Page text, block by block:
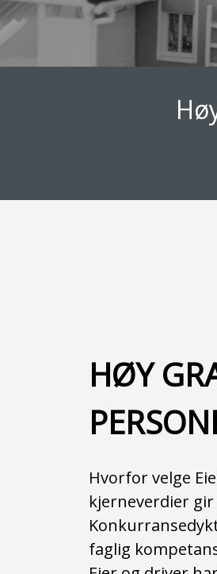
HØY
Hvorfor velge
kjerneverdier gir
faglig